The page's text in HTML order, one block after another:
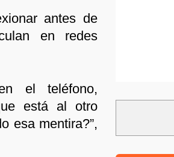
antes de
en redes
el teléfono,
está al otro
esa mentira?”,